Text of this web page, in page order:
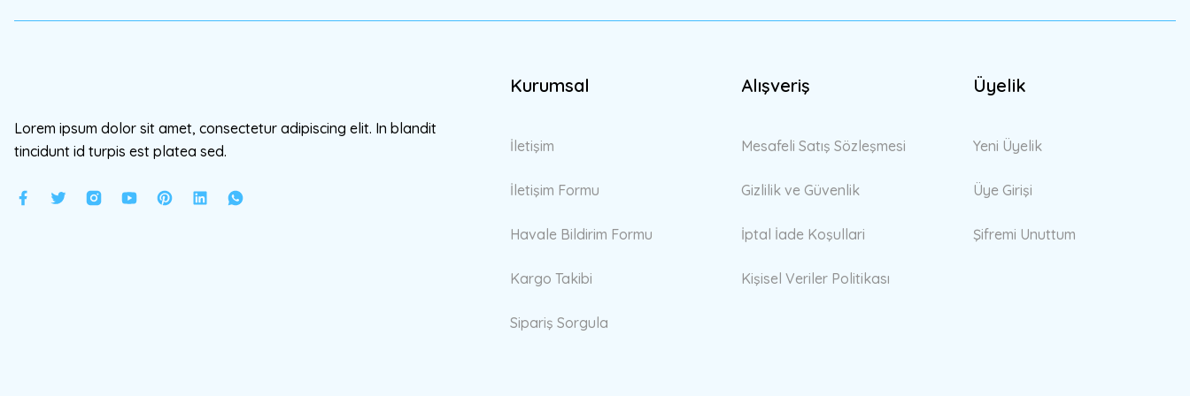
Lorem ipsum dolor sit amet, consectetur adipiscing elit. In blandit
tincidunt id turpis est platea sed.
Kurumsal
İletişim
İletişim Formu
Havale Bildirim Formu
Kargo Takibi
Sipariş Sorgula
Alışveriş
Mesafeli Satış Sözleşmesi
Gizlilik ve Güvenlik
İptal İade Koşullari
Kişisel Veriler Politikası
Üyelik
Yeni Üyelik
Üye Girişi
Şifremi Unuttum